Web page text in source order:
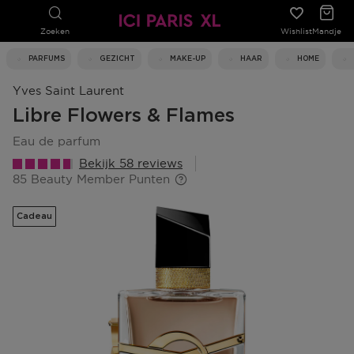
Zoeken WishlistMandje
PARFUMS GEZICHT MAKE-UP HAAR HOME
Yves Saint Laurent
Libre Flowers & Flames
eau de parfum
Bekijk 58 reviews
85 Beauty Member Punten
Cadeau